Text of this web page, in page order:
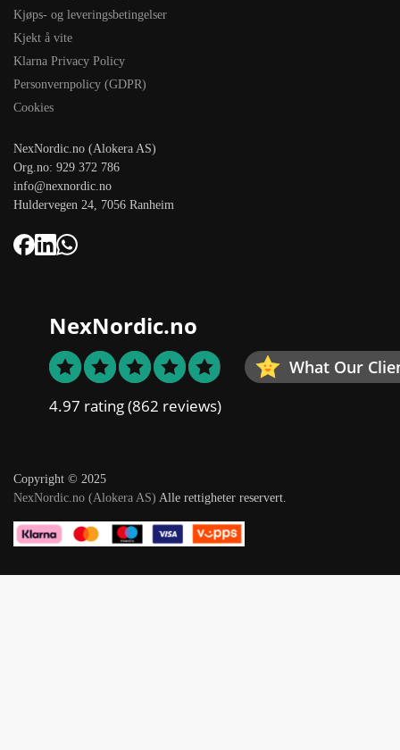
Kjøps- og leveringsbetingelser
Kjekt å vite
Klarna Privacy Policy
Personvernpolicy (GDPR)
Cookies
NexNordic.no (Alokera AS)
Org.no: 929 372 786
info@nexnordic.no
Huldervegen 24, 7056 Ranheim
NexNordic.no
What Our
4.97 rating(862 reviews)
Copyright © 2025
NexNordic.no (Alokera AS) Alle rettigheter reservert.